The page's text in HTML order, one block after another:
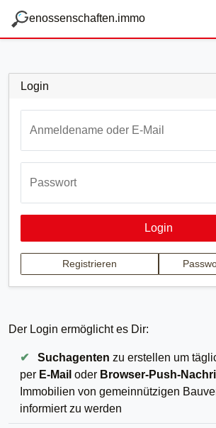
g
enossenschaften.immo
Login
Anmeldename oder E-Mail
Passwort
Login
Registrieren
Der Login ermöglicht es Dir:
✔ Suchagenten zu erstellen um
per E-Mail oder Browser-Push-
Immobilien von gemeinnützigen
informiert zu werden